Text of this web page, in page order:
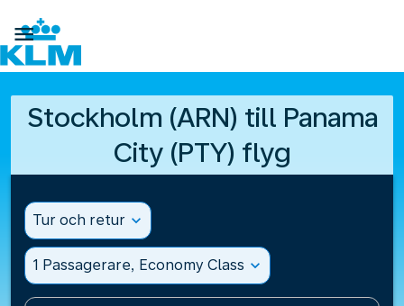

Stockholm (ARN) till Panama
City (PTY) flyg
Tur och retur expand_more
1 Passagerare, Economy Class expand_more